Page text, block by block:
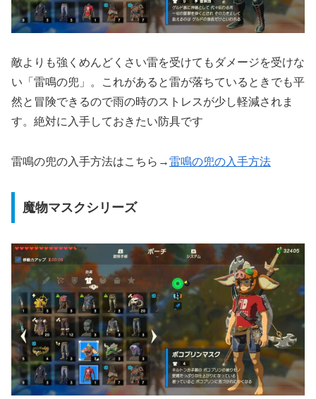
敵よりも強くめんどくさい雷を受けてもダメージを受けな
い「雷鳴の兜」。これがあると雷が落ちているときでも平
然と冒険できるので雨の時のストレスが少し軽減されま
す。絶対に入手しておきたい防具です
雷鳴の兜の入手方法はこちら→雷鳴の兜の入手方法
魔物マスクシリーズ